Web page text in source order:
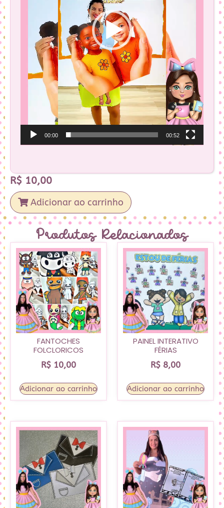
00:00 00:52
R$ 10,00
Adicionar ao carrinho
Produtos Relacionados
FANTOCHES
FOLCLORICOS
R$ 10,00
Adicionar ao carrinho
PAINEL INTERATIVO
FÉRIAS
R$ 8,00
Adicionar ao carrinho